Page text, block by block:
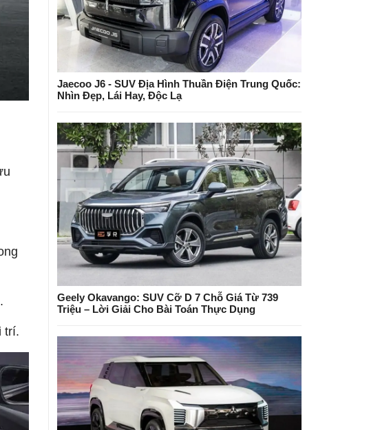
trí.
Jaecoo J6 - SUV Địa Hình Thuần Điện Trung Quốc:
Nhìn Đẹp, Lái Hay, Độc Lạ
Geely Okavango: SUV Cỡ D 7 Chỗ Giá Từ 739
Triệu – Lời Giải Cho Bài Toán Thực Dụng